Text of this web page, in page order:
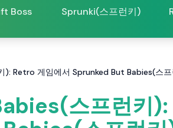
Boss Sprunki(스프런키)
): Retro 게임에서 Sprunked But Babies(스
스프런키